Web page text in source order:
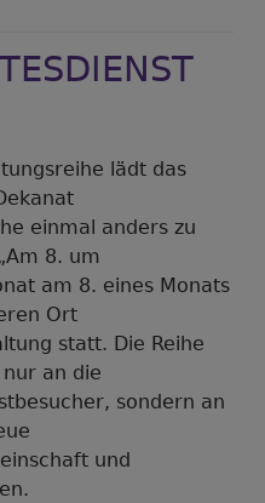
lädt das
einmal anders zu
8. um
am 8. eines Monats
Ort
statt. Die Reihe
an die
sondern an
und